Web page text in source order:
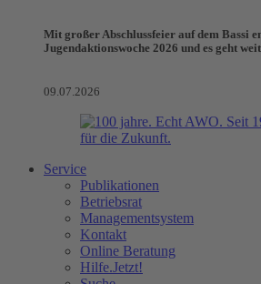
Mit großer Abschlussfeier auf dem Bassi
Jugendaktionswoche 2026 und es geht
09.07.2026
Service
Publikationen
Betriebsrat
Managementsystem
Kontakt
Online Beratung
Hilfe.Jetzt!